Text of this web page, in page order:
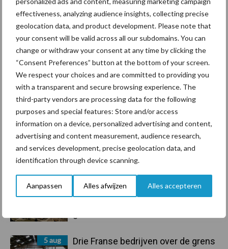
effectiveness, analyzing audience insights, collecting precise
geolocation data, and product development. Please note that
your consent will be valid across all our subdomains. You can
change or withdraw your consent at any time by clicking the
“Consent Preferences” button at the bottom of your screen.
We respect your choices and are committed to providing you
with a transparent and secure browsing experience. The
third-party vendors are processing data for the following
purposes and special features: Store and/or access
information on a device, personalized advertising and content,
advertising and content measurement, audience research,
and services development, precise geolocation data, and
identification through device scanning.
Aanpassen Alles afwijzen Alles accepteren
Primaire
Sidebar
Recent nieuws Partner nieuws
6 aug
ForFarmers ziet volume en
marktaandeel groeien in krimpende
Nederlandse markt
6 aug
Tien praktische tips voor een
langere levensduur
5 aug
“Vraag naar praktische
5 aug
Drie Franse bedrijven over de grens
Toon meer